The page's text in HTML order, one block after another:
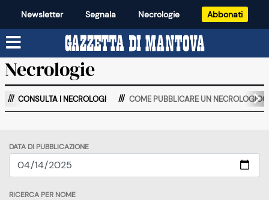
Newsletter Segnala Necrologie Abbonati
Necrologie
CONSULTA I NECROLOGI COME PUBBLICARE UN NECROLOGIOO
DATA DI PUBBLICAZIONE
RICERCA PER NOME